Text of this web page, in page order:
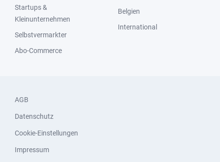
Startups &
Kleinunternehmen
Selbstvermarkter
Abo-Commerce
Belgien
International
AGB
Datenschutz
Cookie-Einstellungen
Impressum